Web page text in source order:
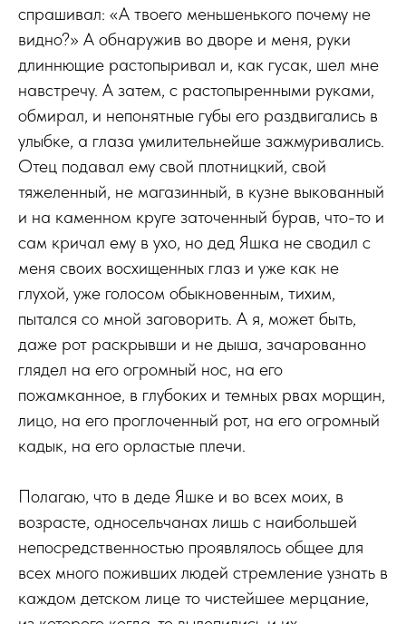
спрашивал: «А твоего меньшенького почему не
видно?» А обнаружив во дворе и меня, руки
длиннющие растопыривал и, как гусак, шел мне
навстречу. А затем, с растопыренными руками,
обмирал, и непонятные губы его раздвигались в
улыбке, а глаза умилительнейше зажмуривались.
Отец подавал ему свой плотницкий, свой
тяжеленный, не магазинный, в кузне выкованный
и на каменном круге заточенный бурав, что-то и
сам кричал ему в ухо, но дед Яшка не сводил с
меня своих восхищенных глаз и уже как не
глухой, уже голосом обыкновенным, тихим,
пытался со мной заговорить. А я, может быть,
даже рот раскрывши и не дыша, зачарованно
глядел на его огромный нос, на его
пожамканное, в глубоких и темных рвах морщин,
лицо, на его проглоченный рот, на его огромный
кадык, на его орластые плечи.
Полагаю, что в деде Яшке и во всех моих, в
возрасте, односельчанах лишь с наибольшей
непосредственностью проявлялось общее для
всех много поживших людей стремление узнать в
каждом детском лице то чистейшее мерцание,